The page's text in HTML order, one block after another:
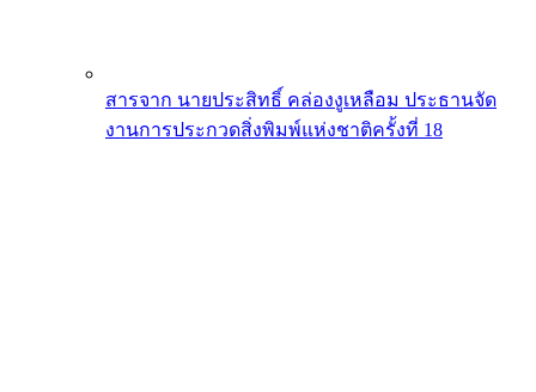
สารจาก นายประสิทธิ์ คล่องงูเหลือม ประธานจัด
งานการประกวดสิ่งพิมพ์แห่งชาติครั้งที่ 18